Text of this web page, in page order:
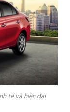
tế và hiện đại